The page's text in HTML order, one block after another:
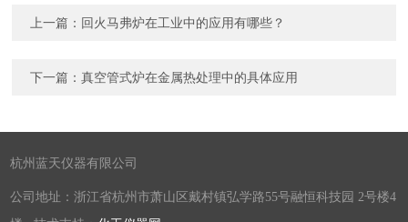
上一篇： 回火马弗炉在工业中的应用有哪些？
下一篇：真空管式炉在金属热处理中的具体应用
杭州蓝天仪器有限公司
公司地址：浙江省杭州市萧山区戴村镇弘学路55号融恒科技园 2号楼4